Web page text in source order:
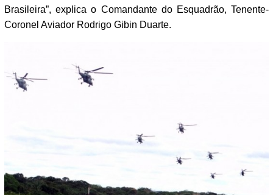
Brasileira”, explica o Comandante do Esquadrão, Tenente-
Coronel Aviador Rodrigo Gibin Duarte.